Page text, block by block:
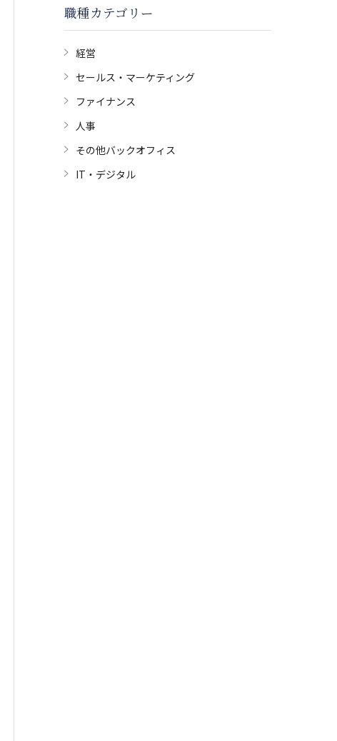
職種カテゴリー
経営
セールス・マーケティング
ファイナンス
人事
その他バックオフィス
IT・デジタル